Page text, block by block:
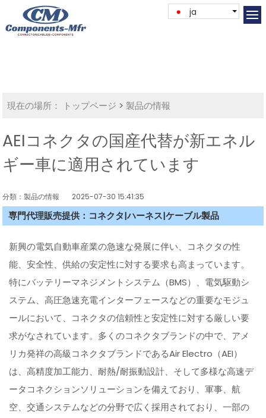
ja
現在の場所： トップページ >製品の情報
AEIコネクタの国産代替が新エネル
ギー車に適用されています
分類：製品の情報 2025-07-30 15:41:35
専門代理販売提供：コネクタ|ハーネス|ケーブル製品
新興の電気自動車産業の急速な発展に伴い、コネクタの性
能、安全性、供給の安定性に対する要求も高まっています。
特にバッテリーマネジメントシステム（BMS）、電気駆動シ
ステム、高圧急速充電インターフェースなどの重要なモジュ
ールにおいて、コネクタの信頼性と安定性に対する厳しい要
求がなされています。多くのコネクタブランドの中で、アメ
リカ発祥の高級コネクタブランドであるAir Electro（AEI）
は、高精度加工能力、耐熱/耐振動設計、そして多様な高速デ
ータコネクションソリューションを備えており、軍事、航
空、交通システムなどの分野で広く採用されており、一部の